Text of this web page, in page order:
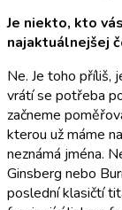
Je niekto, kto
najaktuálnejšej
Ne. Je toho příliš,
vrátí se potřeba
začneme
kterou už máme
neznámá jména.
Ginsberg nebo
poslední klasičtí